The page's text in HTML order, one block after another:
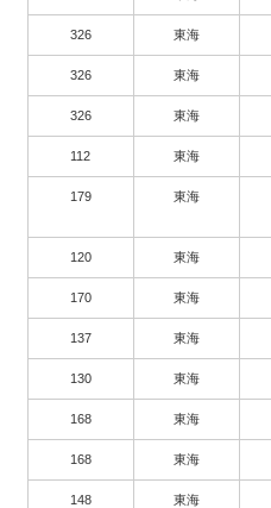
326 東海
326 東海
326 東海
112 東海
179 東海
120 東海
170 東海
137 東海
130 東海
168 東海
168 東海
148 東海